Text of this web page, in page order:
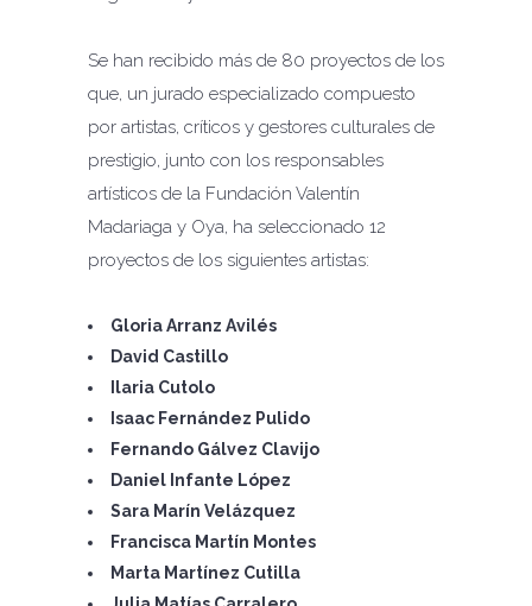
Se han recibido más de 80 proyectos de los
que, un jurado especializado compuesto
por artistas, críticos y gestores culturales de
prestigio, junto con los responsables
artísticos de la Fundación Valentín
Madariaga y Oya, ha seleccionado 12
proyectos de los siguientes artistas:
Gloria Arranz Avilés
David Castillo
Ilaria Cutolo
Isaac Fernández Pulido
Fernando Gálvez Clavijo
Daniel Infante López
Sara Marín Velázquez
Francisca Martín Montes
Marta Martínez Cutilla